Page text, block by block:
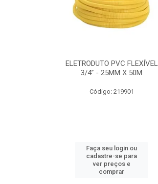
ELETRODUTO PVC FLEXÍVEL
3/4” - 25MM X 50M
Código: 219901
Faça seu login ou
cadastre-se para
ver preços e
comprar